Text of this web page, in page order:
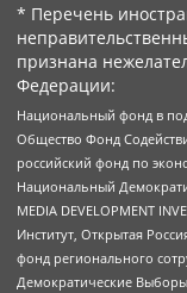
* Перечень
признана
Федерации:
Национальный фонд в
Общество Фонд
российский фонд по
Национальный
MEDIA DEVELOPMENT
Институт, Открытая
фонд регионального
Демократические